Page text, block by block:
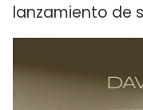
lanzamiento de